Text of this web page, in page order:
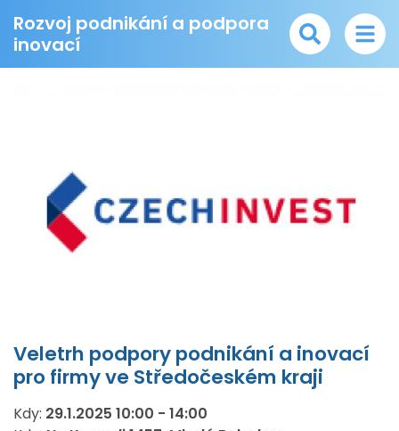
Rozvoj podnikání a podpora
inovací
Veletrh podpory podnikání a inovací
pro firmy ve Středočeském kraji
Kdy: 29.1.2025 10:00 - 14:00